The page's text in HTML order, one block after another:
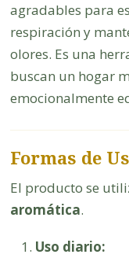
agradables para
respiración y
olores. Es una
buscan un hogar
emocionalmente
Formas de
El producto se
aromática.
Uso diario: